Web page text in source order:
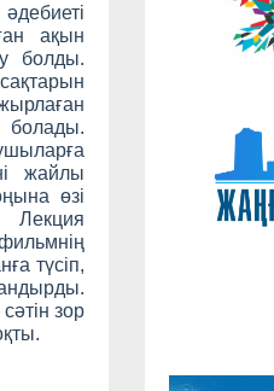
ақын
болды.
жайлы
өзі
Лекция
түсіп,
зор